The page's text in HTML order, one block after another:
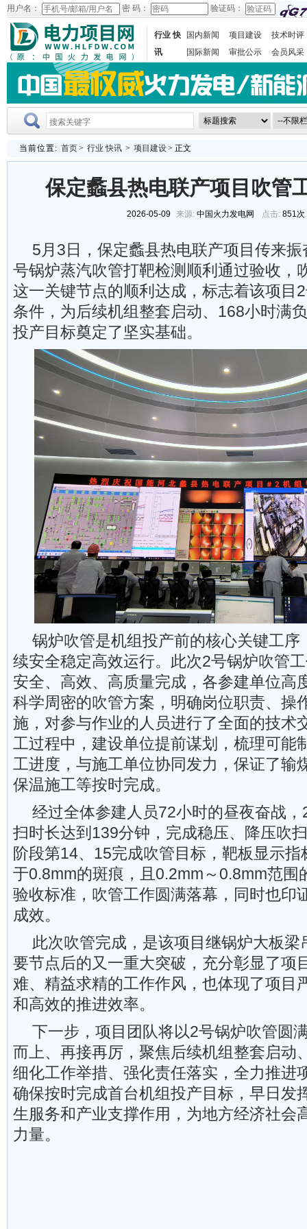
用户名： 密 码： 验证码：
行业 快
讯
国内新闻 项目建设
技术时评
国际新闻
审批公示 会员风采
当前位置: 首页> 行业 快讯 > 项目建设> 正文
保定蠡县热电联产项目吹管
2026-05-09 来源: 中国火力发电网 点击: 851次
5月3日，保定蠡县热电联产项目传来
号锅炉蒸汽吹管打靶检测顺利通过验收，
这一关键节点的顺利达成，标志着该项目
条件，为后续机组整套启动、168小时满
投产目标奠定了坚实基础。
锅炉吹管是机组投产前的核心关键工序
续安全稳定高效运行。此次2号锅炉吹管
安全、高效、高质量完成，各参建单位高
科学周密的吹管方案，明确岗位职责、操
施，对参与作业的人员进行了全面的技术
工过程中，建设单位提前谋划，梳理可能
工进度，与施工单位协同发力，保证了输
保温施工等按时完成。
经过全体参建人员72小时的昼夜奋战
扫时长达到139分钟，完成稳压、降压吹
阶段第14、15完成吹管目标，靶板显示指
于0.8mm的斑痕，且0.2mm～0.8mm范围
验收标准，吹管工作圆满落幕，同时也印
成效。
此次吹管完成，是该项目继锅炉大板
要节点后的又一重大突破，充分彰显了项
难、精益求精的工作作风，也体现了项目
和高效的推进效率。
下一步，项目团队将以2号锅炉吹管圆
而上、再接再厉，聚焦后续机组整套启动
细化工作举措、强化责任落实，全力推进
确保按时完成首台机组投产目标，早日发
生服务和产业支撑作用，为地方经济社会
力量。